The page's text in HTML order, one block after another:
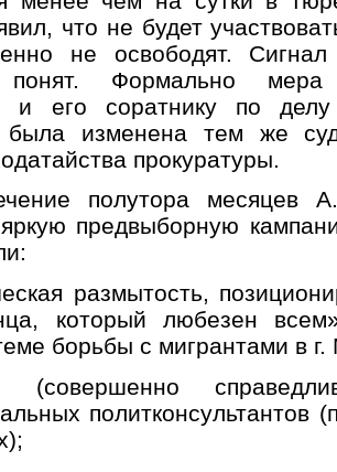
что не будет
не освободят.
понят. Формально
и его соратнику по
была изменена тем же
прокуратуры.
полутора месяцев
яркую предвыборную
размытость,
который любезен
борьбы с мигрантами в г.
(совершенно
политконсультантов